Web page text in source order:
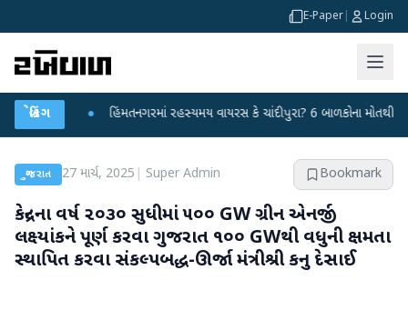
E-Paper Login
બ્રેકિંગ
રહસ્યમય વાયરસ કે ચાંદીપુરા? 6 બાળકોના મોતથી ફફડાટ ● હવામાન વિભાગે 18
ગુજરાત 27 માર્ચ, 2025 Super Admin Bookmark
કેન્દ્રના વર્ષ ૨૦૩૦ સુધીમાં ૫૦૦ GW ગ્રીન એનર્જી
લક્ષ્યાંકને પૂર્ણ કરવા ગુજરાત ૧૦૦ GWથી વધુની ક્ષમતા
સ્થાપિત કરવા સંકલ્પબદ્ધ-ઊર્જા મંત્રીશ્રી કનુ દેસાઈ